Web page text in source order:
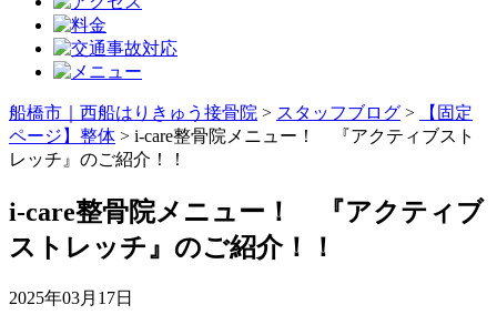
船橋市｜西船はりきゅう接骨院 > スタッフブログ >
【固定
ページ】整体 > i-care整骨院メニュー！ 『アクティブスト
レッチ』のご紹介！！
i-care整骨院メニュー！ 『アクティブ
ストレッチ』のご紹介！！
2025年03月17日